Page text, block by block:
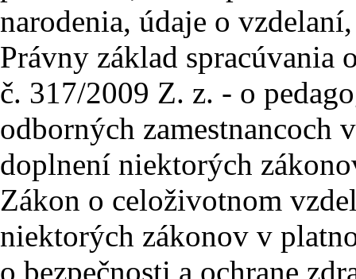
narodenia, údaje o
Právny základ spracúvania
č. 317/2009 Z. z. - o
odborných zamestnancoch
doplnení niektorých
Zákon o celoživotnom
niektorých zákonov v
o bezpečnosti a ochrane